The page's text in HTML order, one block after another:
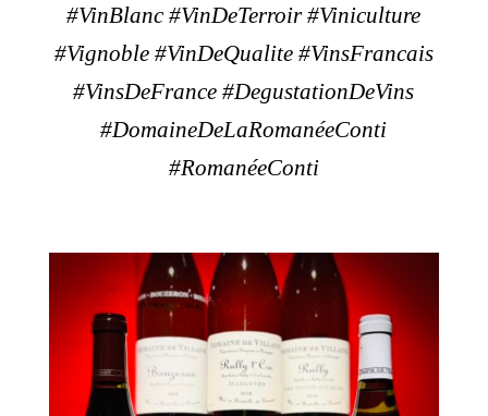
#VinBlanc #VinDeTerroir #Viniculture
#Vignoble #VinDeQualite #VinsFrancais
#VinsDeFrance #DegustationDeVins
#DomaineDeLaRomanéeConti
#RomanéeConti